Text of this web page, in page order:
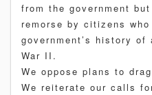
from the government
remorse by citizens
government’s history
War II.
We oppose plans to
We reiterate our calls